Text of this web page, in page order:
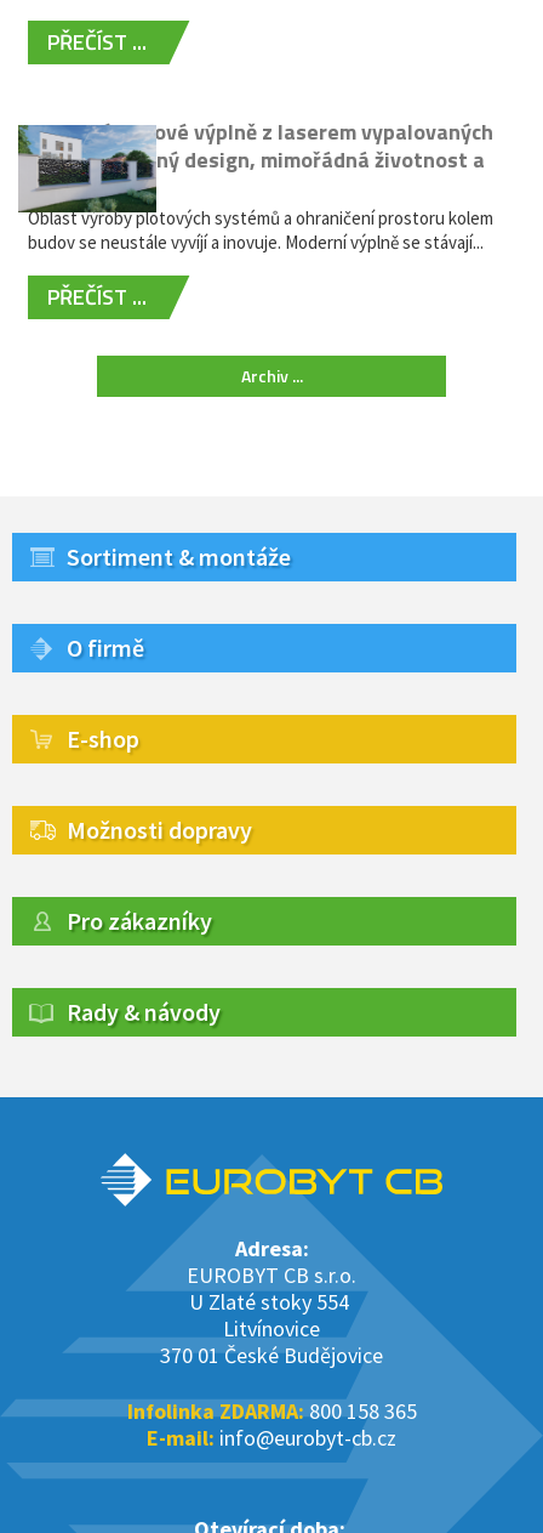
PŘEČÍST ...
Moderní plotové výplně z laserem vypalovaných
kovů: výjimečný design, mimořádná životnost a
žádná údržba
Oblast výroby plotových systémů a ohraničení prostoru kolem
budov se neustále vyvíjí a inovuje. Moderní výplně se stávají...
PŘEČÍST ...
Archiv ...
Sortiment & montáže
O firmě
E-shop
Možnosti dopravy
Pro zákazníky
Rady & návody
Adresa:
EUROBYT CB s.r.o.
U Zlaté stoky 554
Litvínovice
370 01 České Budějovice
Infolinka ZDARMA:800 158 365
E-mail: info@eurobyt-cb.cz